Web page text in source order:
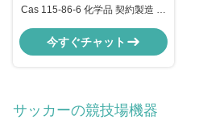
Cas 115-86-6 化学品 契約製造 ト
99% Min 炎阻害剤
今すぐチャット
サッカーの競技場機器